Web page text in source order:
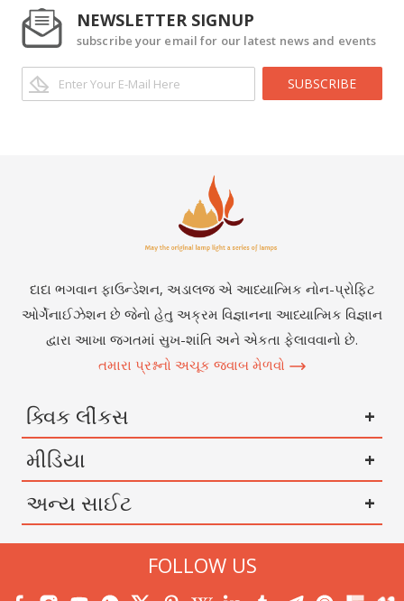
NEWSLETTER SIGNUP
subscribe your email for our latest news and events
SUBSCRIBE
દાદા ભગવાન ફાઉન્ડેશન, અડાલજ એ આધ્યાત્મિક નોન-પ્રોફિટ
ઓર્ગેનાઈઝેશન છે જેનો હેતુ અક્રમ વિજ્ઞાનના આધ્યાત્મિક વિજ્ઞાન
દ્વારા આખા જગતમાં સુખ-શાંતિ અને એકતા ફેલાવવાનો છે.
તમારા પ્રશ્નનો અચૂક જવાબ મેળવો
ક્વિક લીંકસ
મીડિયા
અન્ય સાઈટ
FOLLOW US